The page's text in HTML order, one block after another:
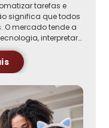
tarefas e
significa que todos
O mercado tende a
interpretar…